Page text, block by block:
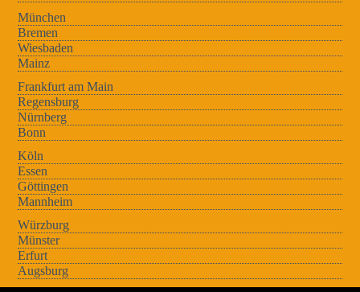
München
Bremen
Wiesbaden
Mainz
Frankfurt am Main
Regensburg
Nürnberg
Bonn
Köln
Essen
Göttingen
Mannheim
Würzburg
Münster
Erfurt
Augsburg